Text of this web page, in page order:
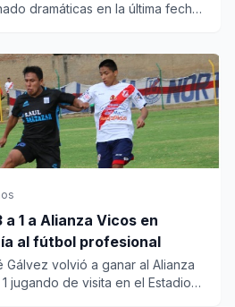
dramáticas en la última fecha
1 a Alianza Vicos en
al fútbol profesional
Gálvez volvió a ganar al Alianza
jugando de visita en el Estadio